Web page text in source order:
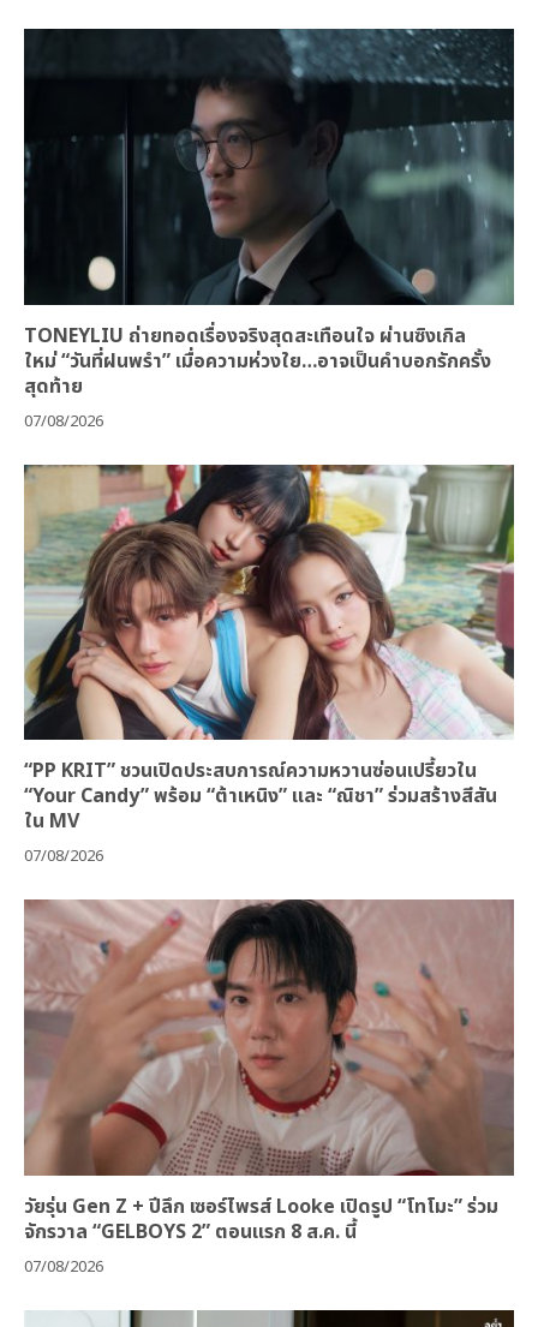
TONEYLIU ถ่ายทอดเรื่องจริงสุดสะเทือนใจ ผ่านซิงเกิล
ใหม่ “วันที่ฝนพรำ” เมื่อความห่วงใย…อาจเป็นคำบอกรักครั้ง
สุดท้าย
07/08/2026
“PP KRIT” ชวนเปิดประสบการณ์ความหวานซ่อนเปรี้ยวใน
“Your Candy” พร้อม “ต้าเหนิง” และ “ณิชา” ร่วมสร้างสีสัน
ใน MV
07/08/2026
วัยรุ่น Gen Z + ปีลึก เซอร์ไพรส์ Looke เปิดรูป “โทโมะ” ร่วม
จักรวาล “GELBOYS 2” ตอนแรก 8 ส.ค. นี้
07/08/2026